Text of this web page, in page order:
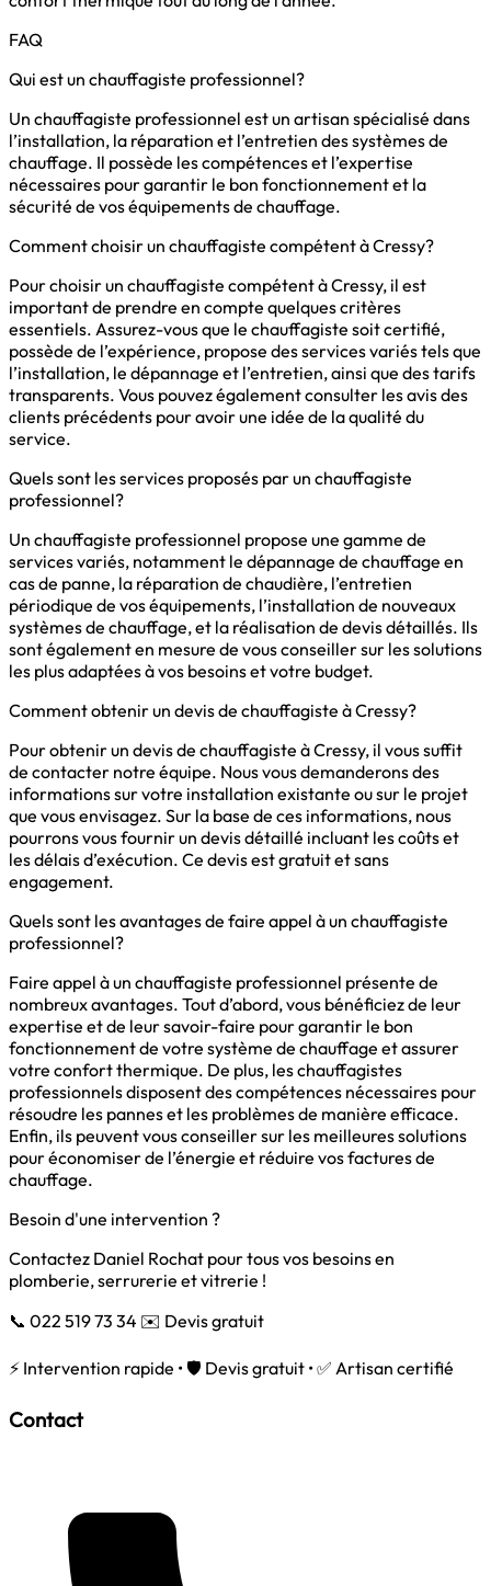
FAQ
Qui est un chauffagiste professionnel?
Un chauffagiste professionnel est un artisan spécialisé dans
l’installation, la réparation et l’entretien des systèmes de
chauffage. Il possède les compétences et l’expertise
nécessaires pour garantir le bon fonctionnement et la
sécurité de vos équipements de chauffage.
Comment choisir un chauffagiste compétent à Cressy?
Pour choisir un chauffagiste compétent à Cressy, il est
important de prendre en compte quelques critères
essentiels. Assurez-vous que le chauffagiste soit certifié,
possède de l’expérience, propose des services variés tels que
l’installation, le dépannage et l’entretien, ainsi que des tarifs
transparents. Vous pouvez également consulter les avis des
clients précédents pour avoir une idée de la qualité du
service.
Quels sont les services proposés par un chauffagiste
professionnel?
Un chauffagiste professionnel propose une gamme de
services variés, notamment le dépannage de chauffage en
cas de panne, la réparation de chaudière, l’entretien
périodique de vos équipements, l’installation de nouveaux
systèmes de chauffage, et la réalisation de devis détaillés. Ils
sont également en mesure de vous conseiller sur les solutions
les plus adaptées à vos besoins et votre budget.
Comment obtenir un devis de chauffagiste à Cressy?
Pour obtenir un devis de chauffagiste à Cressy, il vous suffit
de contacter notre équipe. Nous vous demanderons des
informations sur votre installation existante ou sur le projet
que vous envisagez. Sur la base de ces informations, nous
pourrons vous fournir un devis détaillé incluant les coûts et
les délais d’exécution. Ce devis est gratuit et sans
engagement.
Quels sont les avantages de faire appel à un chauffagiste
professionnel?
Faire appel à un chauffagiste professionnel présente de
nombreux avantages. Tout d’abord, vous bénéficiez de leur
expertise et de leur savoir-faire pour garantir le bon
fonctionnement de votre système de chauffage et assurer
votre confort thermique. De plus, les chauffagistes
professionnels disposent des compétences nécessaires pour
résoudre les pannes et les problèmes de manière efficace.
Enfin, ils peuvent vous conseiller sur les meilleures solutions
pour économiser de l’énergie et réduire vos factures de
chauffage.
Besoin d'une intervention ?
Contactez Daniel Rochat pour tous vos besoins en
plomberie, serrurerie et vitrerie !
📞 022 519 73 34 ✉️ Devis gratuit
⚡ Intervention rapide • 🛡️ Devis gratuit • ✅ Artisan certifié
Contact